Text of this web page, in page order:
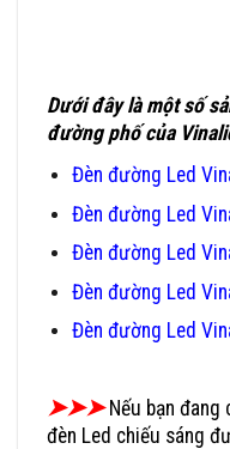
Dưới đây là một số
đường phốcủa
Đèn đường Led
Đèn đường Led
Đèn đường Led
Đèn đường Led
Đèn đường Led
➤➤➤Nếu bạn
đèn Led chiếu sáng